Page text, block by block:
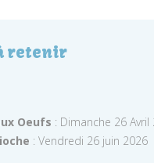
retenir
Oeufs : Dimanche 26 Avril
: Vendredi 26 juin 2026